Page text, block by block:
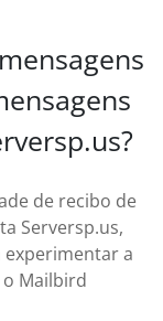
de recibo de
Serversp.us,
experimentar a
Mailbird